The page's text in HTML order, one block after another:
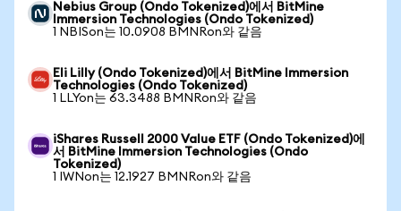
Nebius Group (Ondo Tokenized)에서 BitMine
Immersion Technologies (Ondo Tokenized)
1 NBISon는 10.0908 BMNRon와 같음
Eli Lilly (Ondo Tokenized)에서 BitMine Immersion
Technologies (Ondo Tokenized)
1 LLYon는 63.3488 BMNRon와 같음
iShares Russell 2000 Value ETF (Ondo Tokenized)에
서 BitMine Immersion Technologies (Ondo
Tokenized)
1 IWNon는 12.1927 BMNRon와 같음